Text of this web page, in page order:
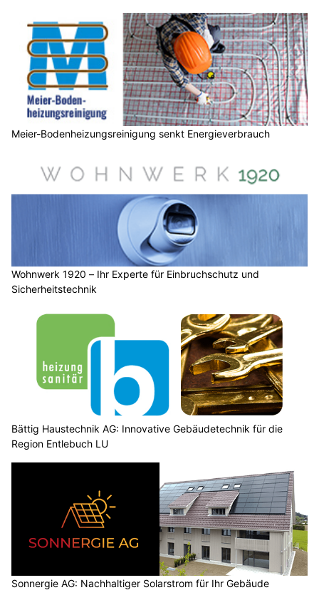
Meier-Bodenheizungsreinigung senkt Energieverbrauch
Wohnwerk 1920 – Ihr Experte für Einbruchschutz und
Sicherheitstechnik
Bättig Haustechnik AG: Innovative Gebäudetechnik für die
Region Entlebuch LU
Sonnergie AG: Nachhaltiger Solarstrom für Ihr Gebäude